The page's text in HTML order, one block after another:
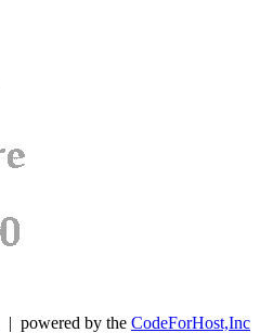
| powered by the CodeForHost,Inc